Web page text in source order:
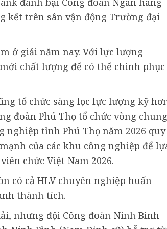
kết trên sân vận động Trường đại
ở giải năm nay. Với lực lượng
chất lượng để có thể chinh phục
tổ chức sàng lọc lực lượng kỹ
đoàn Phú Thọ tổ chức vòng chung
nghiệp tỉnh Phú Thọ năm 2026 quy
của các khu công nghiệp để
chức Việt Nam 2026.
có cả HLV chuyên nghiệp huấn
thành tích.
nhưng đội Công đoàn Ninh Bình